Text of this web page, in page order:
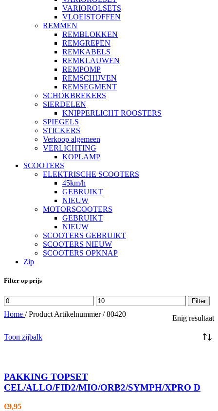
VARIOROLSETS
VLOEISTOFFEN
REMMEN
REMBLOKKEN
REMGREPEN
REMKABELS
REMKLAUWEN
REMPOMP
REMSCHIJVEN
REMSEGMENT
SCHOKBREKERS
SIERDELEN
KNIPPERLICHT ROOSTERS
SPIEGELS
STICKERS
Verkoop algemeen
VERLICHTING
KOPLAMP
SCOOTERS
ELEKTRISCHE SCOOTERS
45km/h
GEBRUIKT
NIEUW
MOTORSCOOTERS
GEBRUIKT
NIEUW
SCOOTERS GEBRUIKT
SCOOTERS NIEUW
SCOOTERS OPKNAP
Zip
Filter op prijs
Min.
prijs
Max.
prijs
Filter
Home / Product Artikelnummer/ 80420 Enig resultaat
Toon zijbalk
PAKKING TOPSET
CEL/ALLO/FID2/MIO/ORB2/SYMPH/XPRO D
€9,95